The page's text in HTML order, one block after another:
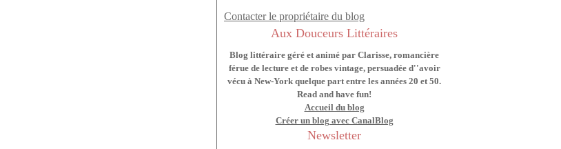
Contacter le propriétaire du blog
Aux Douceurs Littéraires
Blog littéraire géré et animé par Clarisse, romancière
férue de lecture et de robes vintage, persuadée d''avoir
vécu à New-York quelque part entre les années 20 et 50.
Read and have fun!
Accueil du blog
Créer un blog avec CanalBlog
Newsletter